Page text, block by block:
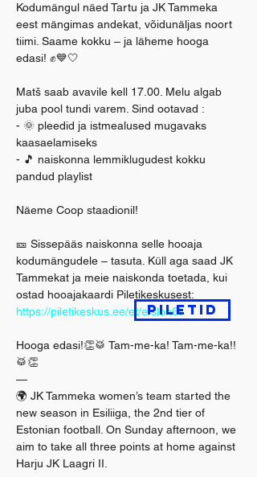
Kodumängul näed Tartu ja JK Tammeka
eest mängimas andekat, võidunäljas noort
tiimi. Saame kokku – ja läheme hooga
edasi! ✊💙🤍
Matš saab avavile kell 17.00. Melu algab
juba pool tundi varem. Sind ootavad :
- 🌞 pleedid ja istmealused mugavaks
kaasaelamiseks
- 🎵 naiskonna lemmiklugudest kokku
pandud playlist
Näeme Coop staadionil!
🎫 Sissepääs naiskonna selle hooaja
kodumängudele – tasuta. Küll aga saad JK
Tammekat ja meie naiskonda toetada, kui
ostad hooajakaardi Piletikeskusest:
https://piletikeskus.ee/et/e/sloh6t
Hooga edasi!👏🥁 Tam-me-ka! Tam-me-ka!!
🥁👏
—
🌍 JK Tammeka women’s team started the
new season in Esiliiga, the 2nd tier of
Estonian football. On Sunday afternoon, we
aim to take all three points at home against
Harju JK Laagri II.
Piletid